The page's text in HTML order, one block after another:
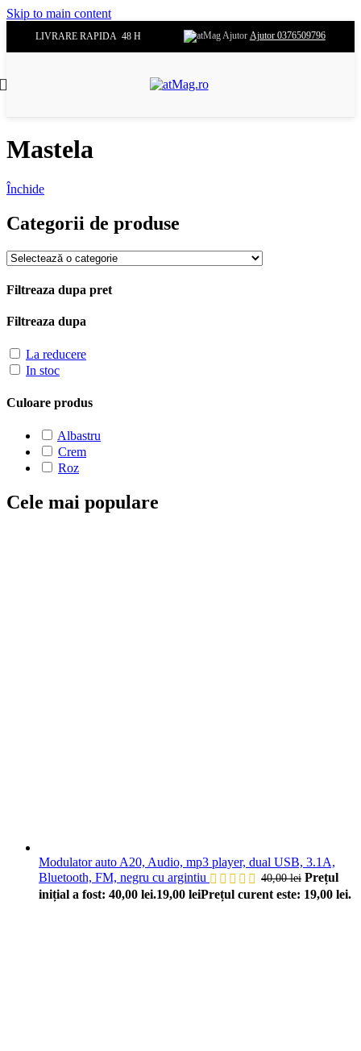
Skip to main content
LIVRARE RAPIDA 48 H Ajutor 0376509796
Mastela
Închide
Categorii de produse
Filtreaza dupa pret
Filtreaza dupa
La reducere
In stoc
Culoare produs
Albastru
Crem
Roz
Cele mai populare
Modulator auto A20, Audio, mp3 player, dual USB, 3.1A,
Bluetooth, FM, negru cu argintiu
40,00lei Prețul
inițial a fost: 40,00 lei.19,00 leiPrețul curent este: 19,00 lei.